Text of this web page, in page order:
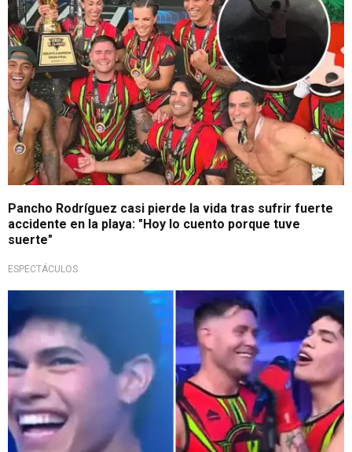
Pancho Rodríguez casi pierde la vida tras sufrir fuerte
accidente en la playa: "Hoy lo cuento porque tuve
suerte"
ESPECTÁCULOS